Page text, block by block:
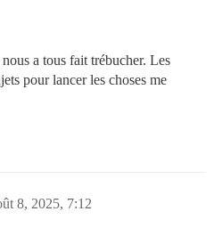
a tous fait trébucher. Les
pour lancer les choses me
8, 2025, 7:12